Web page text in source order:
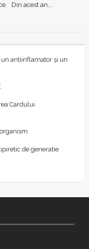
Din acest an,...
antiinflamator și un
Cardului
de generatie